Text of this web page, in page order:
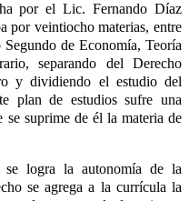
por el Lic. Fernando Díaz
por veintiocho materias, entre
de Economía, Teoría
separando del Derecho
y dividiendo el estudio del
plan de estudios sufre una
suprime de él la materia de
logra la autonomía de la
se agrega a la currícula la